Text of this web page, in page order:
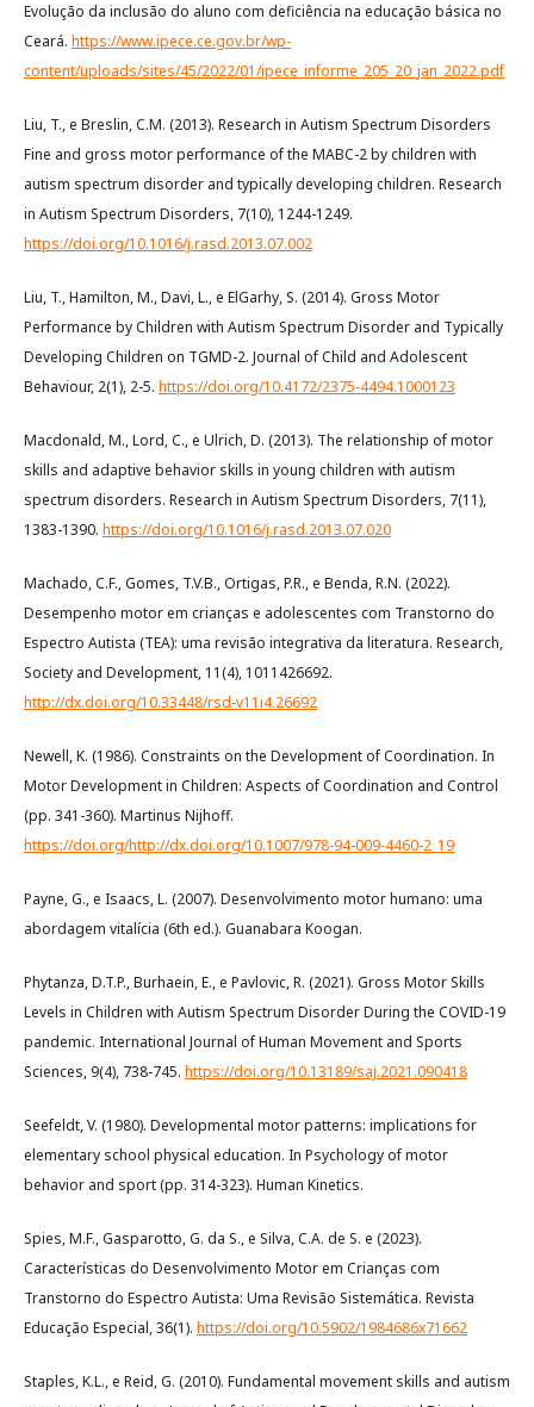
Evolução da inclusão do aluno com deficiência na educação básica no
Ceará. https://www.ipece.ce.gov.br/wp-
content/uploads/sites/45/2022/01/ipece_informe_205_20_jan_2022.pdf
Liu, T., e Breslin, C.M. (2013). Research in Autism Spectrum Disorders
Fine and gross motor performance of the MABC-2 by children with
autism spectrum disorder and typically developing children. Research
in Autism Spectrum Disorders, 7(10), 1244-1249.
https://doi.org/10.1016/j.rasd.2013.07.002
Liu, T., Hamilton, M., Davi, L., e ElGarhy, S. (2014). Gross Motor
Performance by Children with Autism Spectrum Disorder and Typically
Developing Children on TGMD-2. Journal of Child and Adolescent
Behaviour, 2(1), 2-5. https://doi.org/10.4172/2375-4494.1000123
Macdonald, M., Lord, C., e Ulrich, D. (2013). The relationship of motor
skills and adaptive behavior skills in young children with autism
spectrum disorders. Research in Autism Spectrum Disorders, 7(11),
1383-1390. https://doi.org/10.1016/j.rasd.2013.07.020
Machado, C.F., Gomes, T.V.B., Ortigas, P.R., e Benda, R.N. (2022).
Desempenho motor em crianças e adolescentes com Transtorno do
Espectro Autista (TEA): uma revisão integrativa da literatura. Research,
Society and Development, 11(4), 1011426692.
http://dx.doi.org/10.33448/rsd-v11i4.26692
Newell, K. (1986). Constraints on the Development of Coordination. In
Motor Development in Children: Aspects of Coordination and Control
(pp. 341-360). Martinus Nijhoff.
https://doi.org/http://dx.doi.org/10.1007/978-94-009-4460-2_19
Payne, G., e Isaacs, L. (2007). Desenvolvimento motor humano: uma
abordagem vitalícia (6th ed.). Guanabara Koogan.
Phytanza, D.T.P., Burhaein, E., e Pavlovic, R. (2021). Gross Motor Skills
Levels in Children with Autism Spectrum Disorder During the COVID-19
pandemic. International Journal of Human Movement and Sports
Sciences, 9(4), 738-745. https://doi.org/10.13189/saj.2021.090418
Seefeldt, V. (1980). Developmental motor patterns: implications for
elementary school physical education. In Psychology of motor
behavior and sport (pp. 314-323). Human Kinetics.
Spies, M.F., Gasparotto, G. da S., e Silva, C.A. de S. e (2023).
Características do Desenvolvimento Motor em Crianças com
Transtorno do Espectro Autista: Uma Revisão Sistemática. Revista
Educação Especial, 36(1). https://doi.org/10.5902/1984686x71662
Staples, K.L., e Reid, G. (2010). Fundamental movement skills and autism